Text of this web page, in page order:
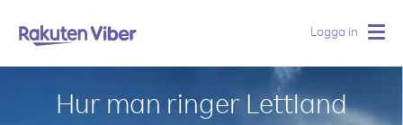
Logga in
Hur man ringer Lettland